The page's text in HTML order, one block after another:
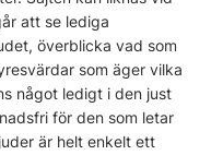
att se lediga
överblicka vad som
som äger vilka
något ledigt i den just
för den som letar
är helt enkelt ett